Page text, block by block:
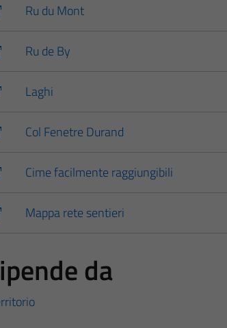
Ru du Mont
Ru de By
Laghi
Col Fenetre Durand
Cime facilmente raggiungibili
Mappa rete sentieri
da